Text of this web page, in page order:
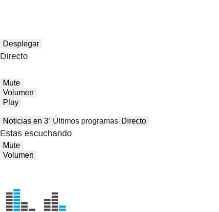
Desplegar
Directo
Mute
Volumen
Play
Noticias en 3′ Últimos programas Directo
Estas escuchando
Mute
Volumen